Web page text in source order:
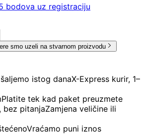
bodova uz registraciju
smo uzeli na stvarnom proizvodu
istog danaX-Express kurir, 1–
Platite tek kad paket preuzmete
bez pitanjaZamjena veličine ili
Vraćamo puni iznos